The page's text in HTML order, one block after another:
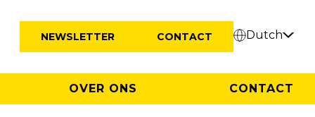
NEWSLETTER CONTACT Dutch
OVER ONS CONTACT